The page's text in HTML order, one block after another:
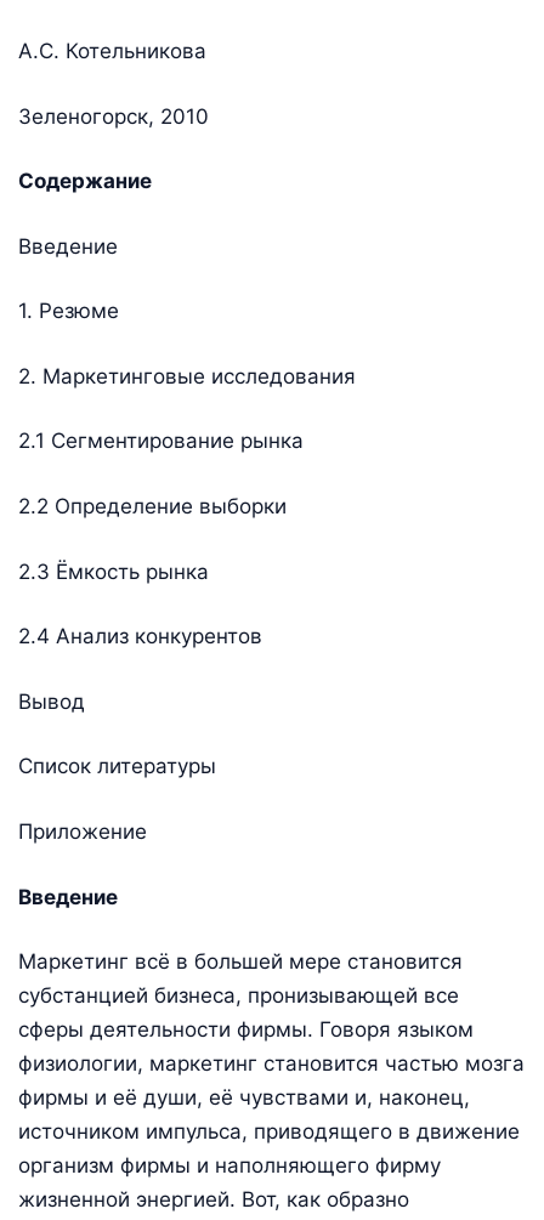
А.C. Котельникова
Зеленогорск, 2010
Содержание
Введение
1. Резюме
2. Маркетинговые исследования
2.1 Сегментирование рынка
2.2 Определение выборки
2.3 Ёмкость рынка
2.4 Анализ конкурентов
Вывод
Список литературы
Приложение
Введение
Маркетинг всё в большей мере становится
субстанцией бизнеса, пронизывающей все
сферы деятельности фирмы. Говоря языком
физиологии, маркетинг становится частью мозга
фирмы и её души, её чувствами и, наконец,
источником импульса, приводящего в движение
организм фирмы и наполняющего фирму
жизненной энергией. Вот, как образно